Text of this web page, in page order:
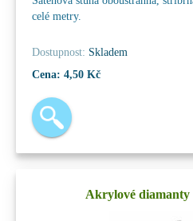
celé metry.
Dostupnost: Skladem
Cena: 4,50 Kč
Akrylové diamanty